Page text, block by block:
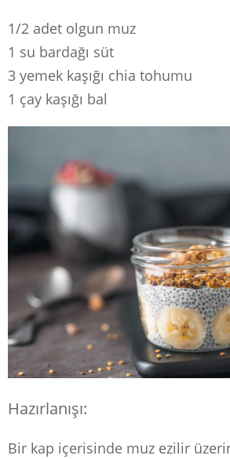
1/2 adet olgun muz
1 su bardağı süt
3 yemek kaşığı chia tohumu
1 çay kaşığı bal
Hazırlanışı:
Bir kap içerisinde muz ezilir